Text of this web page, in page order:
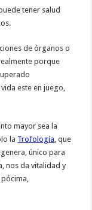
tener salud
de órganos o
porque
este en juego,
mayor sea la
la Trofología , que
único para
nos da vitalidad y